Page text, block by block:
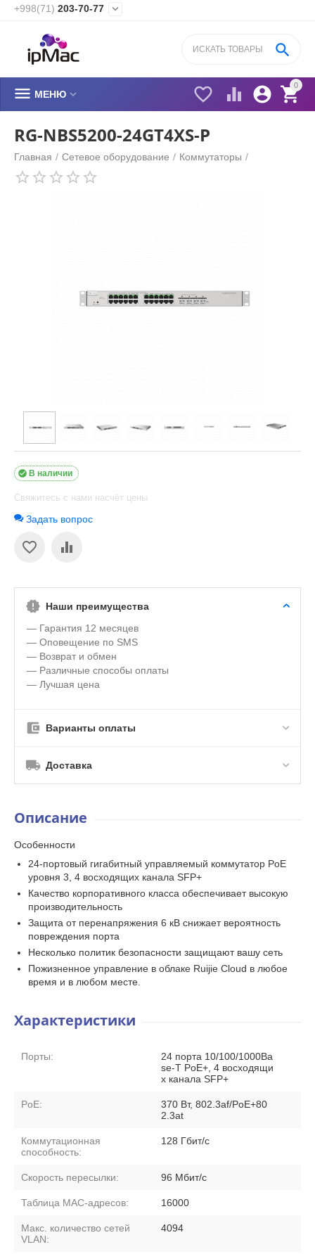
+998(71) 203-70-77 
0


 

 МЕНЮ 
RG-NBS5200-24GT4XS-P
Главная / Сетевое оборудование / Коммутаторы /
В наличии

Свяжитесь с нами насчёт цены
Задать вопрос
Наши преимущества
— Гарантия 12 месяцев
— Оповещение по SMS
— Возврат и обмен
— Различные способы оплаты
— Лучшая цена
Варианты оплаты
Доставка
Описание
Особенности
24-портовый гигабитный управляемый коммутатор PoE
уровня 3, 4 восходящих канала SFP+
Качество корпоративного класса обеспечивает высокую
производительность
Защита от перенапряжения 6 кВ снижает вероятность
повреждения порта
Несколько политик безопасности защищают вашу сеть
Пожизненное управление в облаке Ruijie Cloud в любое
время и в любом месте.
Характеристики
Порты:
24 порта 10/100/1000Ba
se-T PoE+, 4 восходящи
х канала SFP+
PoE:
370 Вт, 802.3af/PoE+80
2.3at
Коммутационная
способность:
128 Гбит/с
Скорость пересылки: 96 Мбит/с
Таблица MAC-адресов: 16000
Макс. количество сетей
VLAN:
4094